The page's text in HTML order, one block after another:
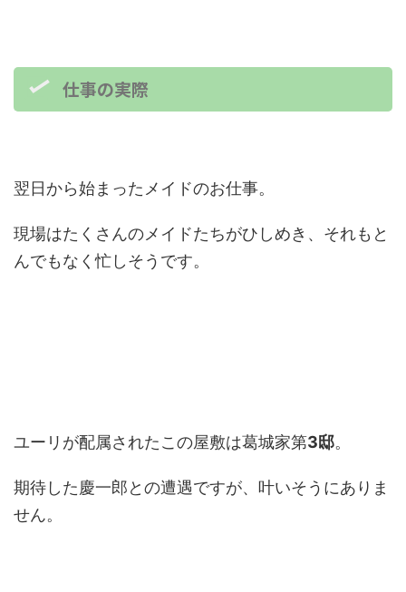
仕事の実際
翌日から始まったメイドのお仕事。
現場はたくさんのメイドたちがひしめき、それもと
んでもなく忙しそうです。
ユーリが配属されたこの屋敷は葛城家第3邸。
期待した慶一郎との遭遇ですが、叶いそうにありま
せん。